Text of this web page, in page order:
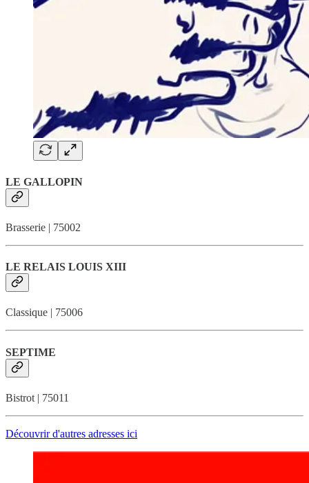
LE GALLOPIN
Brasserie | 75002
LE RELAIS LOUIS XIII
Classique | 75006
SEPTIME
Bistrot | 75011
Découvrir d'autres adresses ici